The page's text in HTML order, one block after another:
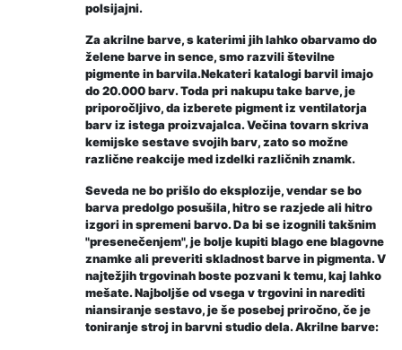
polsijajni.
Za akrilne barve, s katerimi jih lahko obarvamo do
želene barve in sence, smo razvili številne
pigmente in barvila.Nekateri katalogi barvil imajo
do 20.000 barv. Toda pri nakupu take barve, je
priporočljivo, da izberete pigment iz ventilatorja
barv iz istega proizvajalca. Večina tovarn skriva
kemijske sestave svojih barv, zato so možne
različne reakcije med izdelki različnih znamk.
Seveda ne bo prišlo do eksplozije, vendar se bo
barva predolgo posušila, hitro se razjede ali hitro
izgori in spremeni barvo. Da bi se izognili takšnim
"presenečenjem", je bolje kupiti blago ene blagovne
znamke ali preveriti skladnost barve in pigmenta. V
najtežjih trgovinah boste pozvani k temu, kaj lahko
mešate. Najboljše od vsega v trgovini in narediti
niansiranje sestavo, je še posebej priročno, če je
toniranje stroj in barvni studio dela. Akrilne barve: